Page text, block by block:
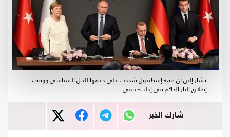
يشار إلى أن قمة إسطنبول شددت على دعمها للحل السياسي ووقف
إطلاق النار الدائم في إدلب- جيتي
شارك الخبر